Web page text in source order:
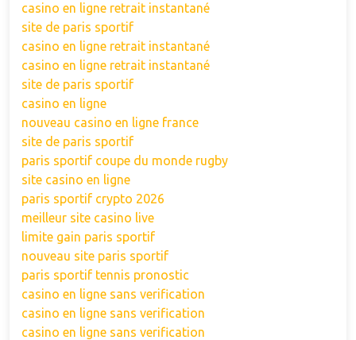
casino en ligne retrait instantané
site de paris sportif
casino en ligne retrait instantané
casino en ligne retrait instantané
site de paris sportif
casino en ligne
nouveau casino en ligne france
site de paris sportif
paris sportif coupe du monde rugby
site casino en ligne
paris sportif crypto 2026
meilleur site casino live
limite gain paris sportif
nouveau site paris sportif
paris sportif tennis pronostic
casino en ligne sans verification
casino en ligne sans verification
casino en ligne sans verification